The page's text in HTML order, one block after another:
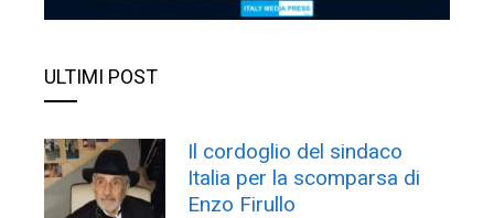
ULTIMI POST
Il cordoglio del sindaco
Italia per la scomparsa di
Enzo Firullo